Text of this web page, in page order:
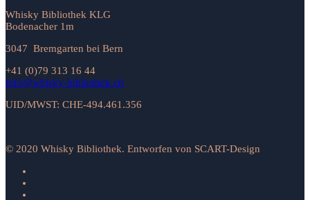
Whisky Bibliothek KLG
Bodenacher 1m
3047 Bremgarten bei Bern
+41 (0)79 313 16 44
info@whisky-bibliothek.ch
UID/MWST: CHE-494.461.356
© 2020 Whisky Bibliothek. Entworfen von SCART-Design